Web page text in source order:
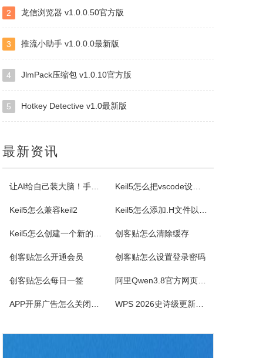
Selteco Menu Maker
通过软件可以建设网站，顶级域名2级域名全都一键生成。
Property Cube
2 龙信浏览器 v1.0.0.50官方版
3 推流小助手 v1.0.0.0最新版
4 JlmPack压缩包 v1.0.10官方版
5 Hotkey Detective v1.0最新版
最新资讯
让AI给自己装大脑！手把手教你学会安装使用Agent Skill Keil5怎么把vscode设置外部编辑器
Keil5怎么兼容keil2 Keil5怎么添加.H文件以及Keil5添加.H文件的方法
Keil5怎么创建一个新的51单片机项目 创客贴怎么清除缓存
创客贴怎么开通会员 创客贴怎么设置登录密码
创客贴怎么每日一签 阿里Qwen3.8官方网页版入口
APP开屏广告怎么关闭？3招彻底关闭跳转 WPS 2026史诗级更新！重构存储管理，深度融合AI应用